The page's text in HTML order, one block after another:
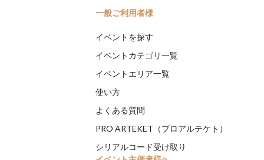
一般ご利用者様
イベントを探す
イベントカテゴリ一覧
イベントエリア一覧
使い方
よくある質問
PRO ARTEKET（プロアルテケト）
シリアルコード受け取り